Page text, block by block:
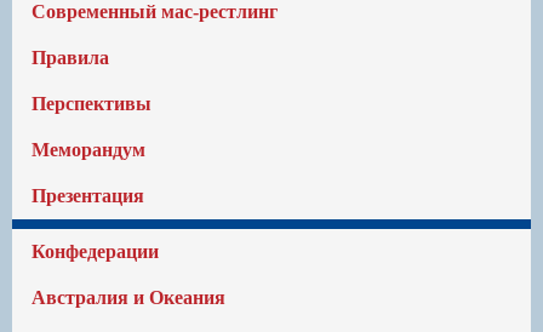
Современный мас-рестлинг
Правила
Перспективы
Меморандум
Презентация
Конфедерации
Австралия и Океания